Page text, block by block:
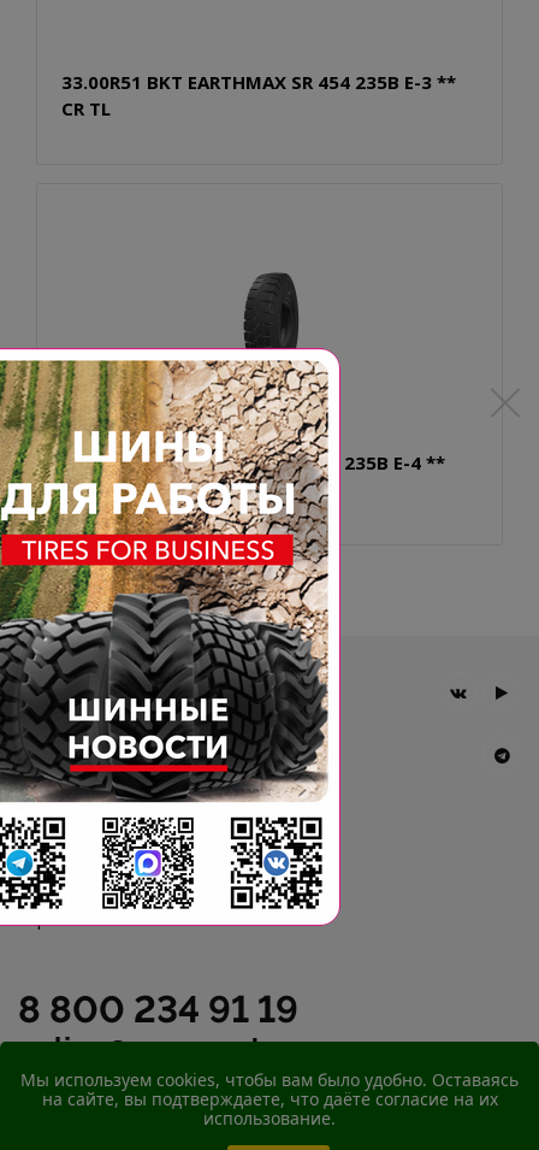
33.00R51 BKT EARTHMAX SR 454 235B E-3 **
CR TL
33.00R51 BKT EARTHMAX SR 46 235B E-4 **
STD TL
Главная
Компания
Шины BKT
Новости
Статьи
Контакты
Гарантия
8 800 234 91 19
online@agromast.ru
© 2026ООО "АгроМаст"
Мы используем cookies, чтобы вам было удобно. Оставаясь
на сайте, вы подтверждаете, что даёте согласие на их
использование.